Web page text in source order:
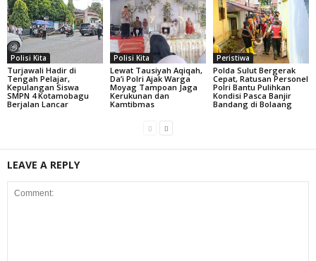
Polisi Kita
Turjawali Hadir di
Tengah Pelajar,
Kepulangan Siswa
SMPN 4 Kotamobagu
Berjalan Lancar
Polisi Kita
Lewat Tausiyah Aqiqah,
Da’i Polri Ajak Warga
Moyag Tampoan Jaga
Kerukunan dan
Kamtibmas
Peristiwa
Polda Sulut Bergerak
Cepat, Ratusan Personel
Polri Bantu Pulihkan
Kondisi Pasca Banjir
Bandang di Bolaang
LEAVE A REPLY